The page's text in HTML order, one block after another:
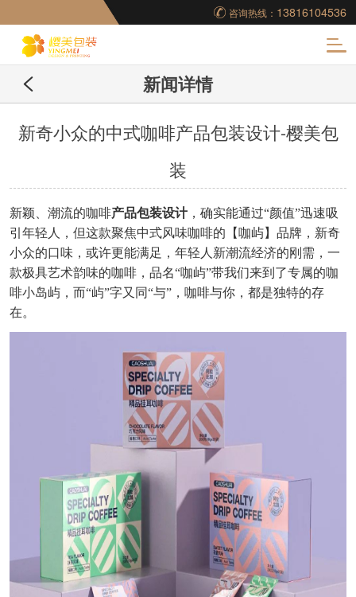
咨询热线： 13816104536
妆品包装盒工厂,高档
包装盒定制,创意包装
新闻详情
新奇小众的中式咖啡产品包装设计-樱美包
装
新颖、潮流的咖啡产品包装设计，确实能通过“颜值”迅速吸
引年轻人，但这款聚焦中式风味咖啡的【咖屿】品牌，新奇
小众的口味，或许更能满足，年轻人新潮流经济的刚需，一
款极具艺术韵味的咖啡，品名“咖屿”带我们来到了专属的咖
啡小岛屿，而“屿”字又同“与”，咖啡与你，都是独特的存
在。